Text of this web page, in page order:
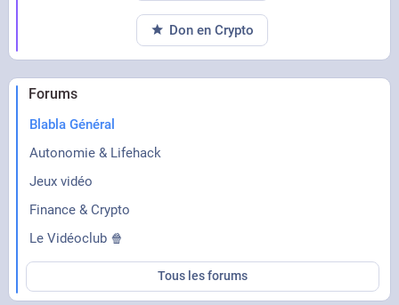
Forums
Blabla Général
Autonomie & Lifehack
Jeux vidéo
Finance & Crypto
Le Vidéoclub 🍿
Tous les forums
Don en Crypto